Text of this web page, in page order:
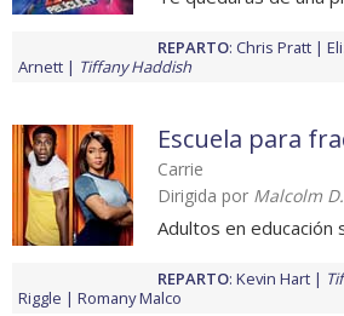
REPARTO: Chris Pratt
Arnett
Tiffany Haddish
Escuela para
Carrie
Dirigida por Malcolm
Adultos en educación
REPARTO: Kevin Hart
Riggle
Romany Malco